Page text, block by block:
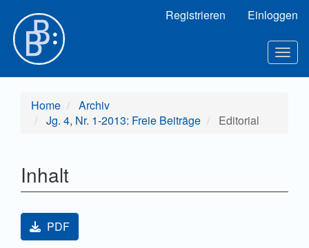
Hauptinhalt
Sidebar
Registrieren Einloggen
Home
Archiv
Jg. 4, Nr. 1-2013: Freie Beiträge
Editorial
Inhalt
Artikel-Sidebar
PDF